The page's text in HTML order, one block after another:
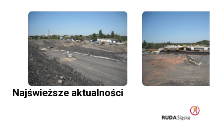
Najświeższe aktualności